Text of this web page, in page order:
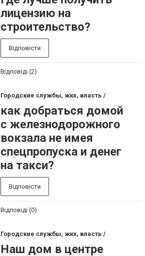
лицензию на
строительство?
Відповісти
Відповіді (2)
Городские службы, жкх, власть /
как добраться домой
с железнодорожного
вокзала не имея
спецпропуска и денег
на такси?
Відповісти
Відповіді (0)
Городские службы, жкх, власть /
Наш дом в центре